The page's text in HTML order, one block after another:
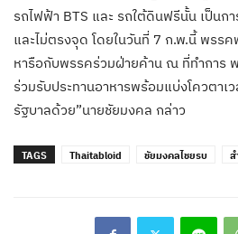
รถไฟฟ้า BTS และ รถใต้ดินฟรีนั้น เป็นก
และไม่ตรงจุด โดยในวันที่ 7 ก.พ.นี้ พรรค
หารือกับพรรคร่วมฝ่ายค้าน ณ ที่ทำการ พ
ร่วมรับประทานอาหารพร้อมแบ่งโควตาเว
รัฐบาลด้วย”นายชัยมงคล กล่าว
TAGS Thaitabloid ชัยมงคลไชยรบ ส